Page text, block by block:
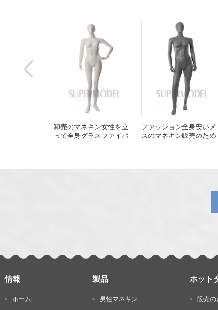
卸売のマネキン女性を立
って全身グラスファイバ
ファッション全身安いメ
スのマネキン販売のため
情報
ホーム
製品
男性マネキン
ホット
販売の